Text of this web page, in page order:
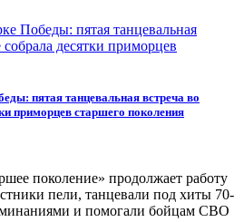
пятая танцевальная встреча во
приморцев старшего поколения
поколение» продолжает работу
пели, танцевали под хиты 70-
и помогали бойцам СВО